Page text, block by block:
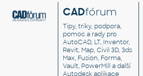
CADfórum
Tipy, triky, podpora,
pomoc a rady pro
AutoCAD, LT, Inventor,
Revit, Map, Civil 3D, 3ds
Max, Fusion, Forma,
Vault, PowerMill a další
Autodesk aplikace